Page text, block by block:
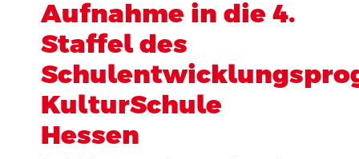
Aufnahme in die 4.
Staffel des
KulturSchule
Hessen